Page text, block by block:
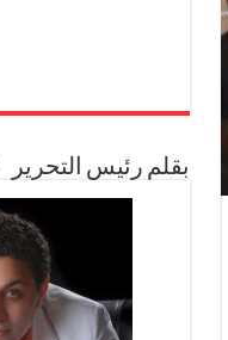
بقلم رئيس التحرير